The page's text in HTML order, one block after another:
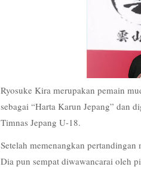
Ryosuke Kira merupakan pemain
sebagai “Harta Karun Jepang” dan
Timnas Jepang U-18.
Setelah memenangkan
Dia pun sempat diwawancarai oleh